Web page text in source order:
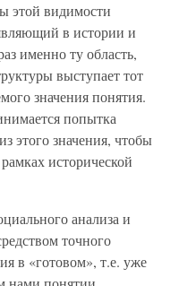
этой видимости
в истории и
именно ту область,
выступает тот
значения понятия.
попытка
этого значения, чтобы
исторической
анализа и
точного
в «готовом», т.е. уже